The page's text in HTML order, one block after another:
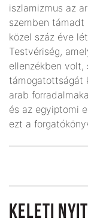
iszlamizmus az
szemben támadt
közel száz éve
Testvériség,
ellenzékben volt,
támogatottságát
arab
és az egyiptomi
ezt a
KELETI